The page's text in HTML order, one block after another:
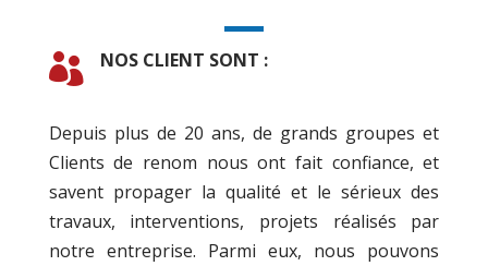
 NOS CLIENT SONT :
Depuis plus de 20 ans, de grands groupes et
Clients de renom nous ont fait confiance, et
savent propager la qualité et le sérieux des
travaux, interventions, projets réalisés par
notre entreprise. Parmi eux, nous pouvons